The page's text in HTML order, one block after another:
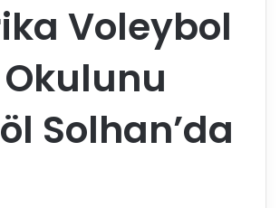
Voleybol
Solhan’da